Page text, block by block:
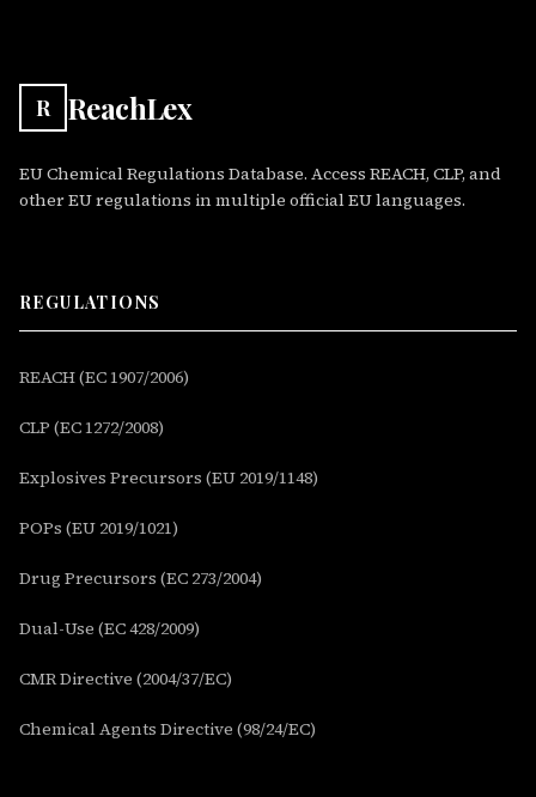
R ReachLex
EU Chemical Regulations Database. Access REACH, CLP, and
other EU regulations in multiple official EU languages.
REGULATIONS
REACH (EC 1907/2006)
CLP (EC 1272/2008)
Explosives Precursors (EU 2019/1148)
POPs (EU 2019/1021)
Drug Precursors (EC 273/2004)
Dual-Use (EC 428/2009)
CMR Directive (2004/37/EC)
Chemical Agents Directive (98/24/EC)